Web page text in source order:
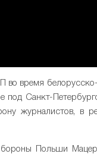
во время
под Санкт-
журналистов, в
Польши